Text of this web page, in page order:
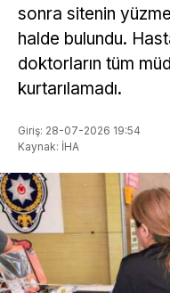
sonra sitenin
halde bulundu.
doktorların tüm
kurtarılamadı.
Giriş: 28-07-2026 19:54
Kaynak: İHA